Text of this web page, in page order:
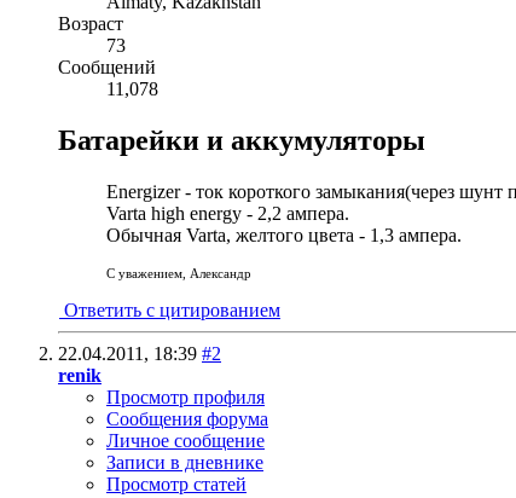
Возраст
73
Сообщений
11,078
Батарейки и аккумуляторы
Energizer - ток короткого замыкания(через шунт
Varta high energy - 2,2 ампера.
Обычная Varta, желтого цвета - 1,3 ампера.
С уважением, Александр
Ответить с цитированием
22.04.2011, 18:39 #2
renik
Просмотр профиля
Сообщения форума
Личное сообщение
Записи в дневнике
Просмотр статей